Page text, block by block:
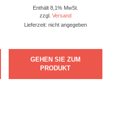
Enthält 8,1% MwSt.
zzgl. Versand
Lieferzeit: nicht angegeben
GEHEN SIE ZUM
PRODUKT